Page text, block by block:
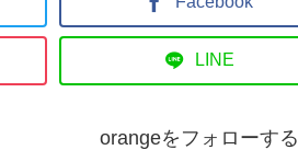
LINE
orangeをフォローする